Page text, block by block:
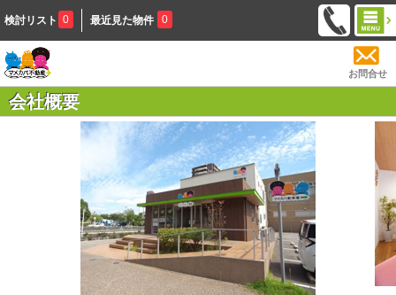
検討リスト 0 最近見た物件 0
お問合せ
会社概要